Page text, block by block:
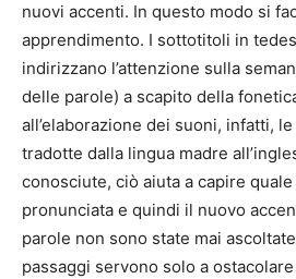
nuovi accenti. In questo modo si
apprendimento. I sottotitoli in
indirizzano l’attenzione sulla
delle parole) a scapito della
all’elaborazione dei suoni, infatti,
tradotte dalla lingua madre
conosciute, ciò aiuta a capire
pronunciata e quindi il nuovo
parole non sono state mai
passaggi servono solo a